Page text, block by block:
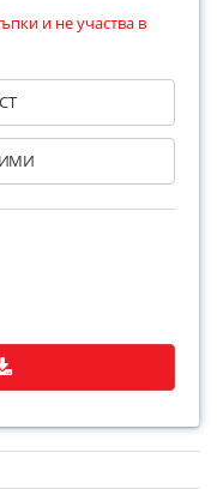
и не участва в